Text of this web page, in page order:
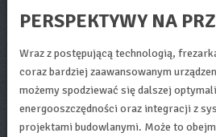
PERSPEKTYWY NA
Wraz z postępującą technologią,
coraz bardziej zaawansowanym
możemy spodziewać się dalszej
energooszczędności oraz integracji z
projektami budowlanymi. Może to